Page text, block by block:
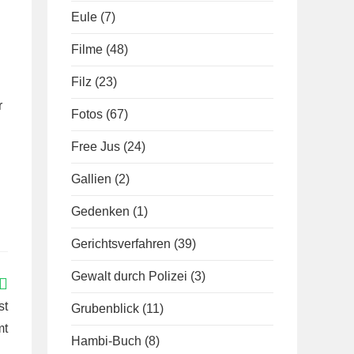
Eule (7)
Filme (48)
Filz (23)
Fotos (67)
Free Jus (24)
Gallien (2)
Gedenken (1)
Gerichtsverfahren (39)
Gewalt durch Polizei (3)
Grubenblick (11)
Hambi-Buch (8)